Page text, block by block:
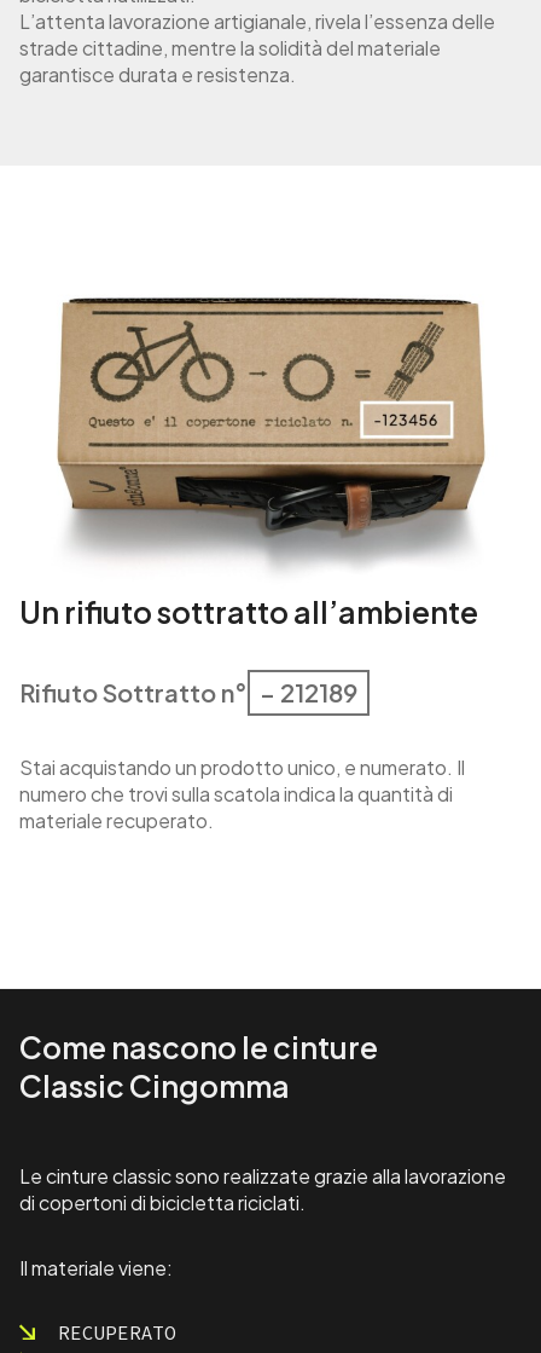
a
c
i
t
L’attenta lavorazione artigianale, rivela l’essenza delle
strade cittadine, mentre la solidità del materiale
garantisce durata e resistenza.
Un rifiuto sottratto all’ambiente
Rifiuto Sottratto n° – 212189
Stai acquistando un prodotto unico, e numerato. Il
numero che trovi sulla scatola indica la quantità di
materiale recuperato.
Come nascono le cinture
Classic Cingomma
Le cinture classic sono realizzate grazie alla lavorazione
di copertoni di bicicletta riciclati.
Il materiale viene:
RECUPERATO